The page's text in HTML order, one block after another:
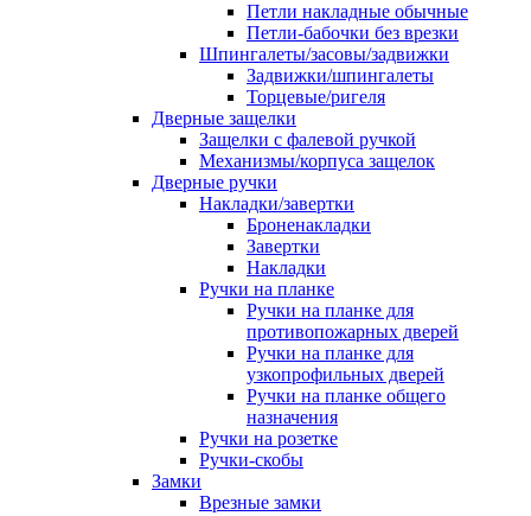
Петли накладные обычные
Петли-бабочки без врезки
Шпингалеты/засовы/задвижки
Задвижки/шпингалеты
Торцевые/ригеля
Дверные защелки
Защелки с фалевой ручкой
Механизмы/корпуса защелок
Дверные ручки
Накладки/завертки
Броненакладки
Завертки
Накладки
Ручки на планке
Ручки на планке для
противопожарных дверей
Ручки на планке для
узкопрофильных дверей
Ручки на планке общего
назначения
Ручки на розетке
Ручки-скобы
Замки
Врезные замки